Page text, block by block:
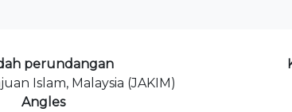
perundangan
Islam, Malaysia (JAKIM)
Angles